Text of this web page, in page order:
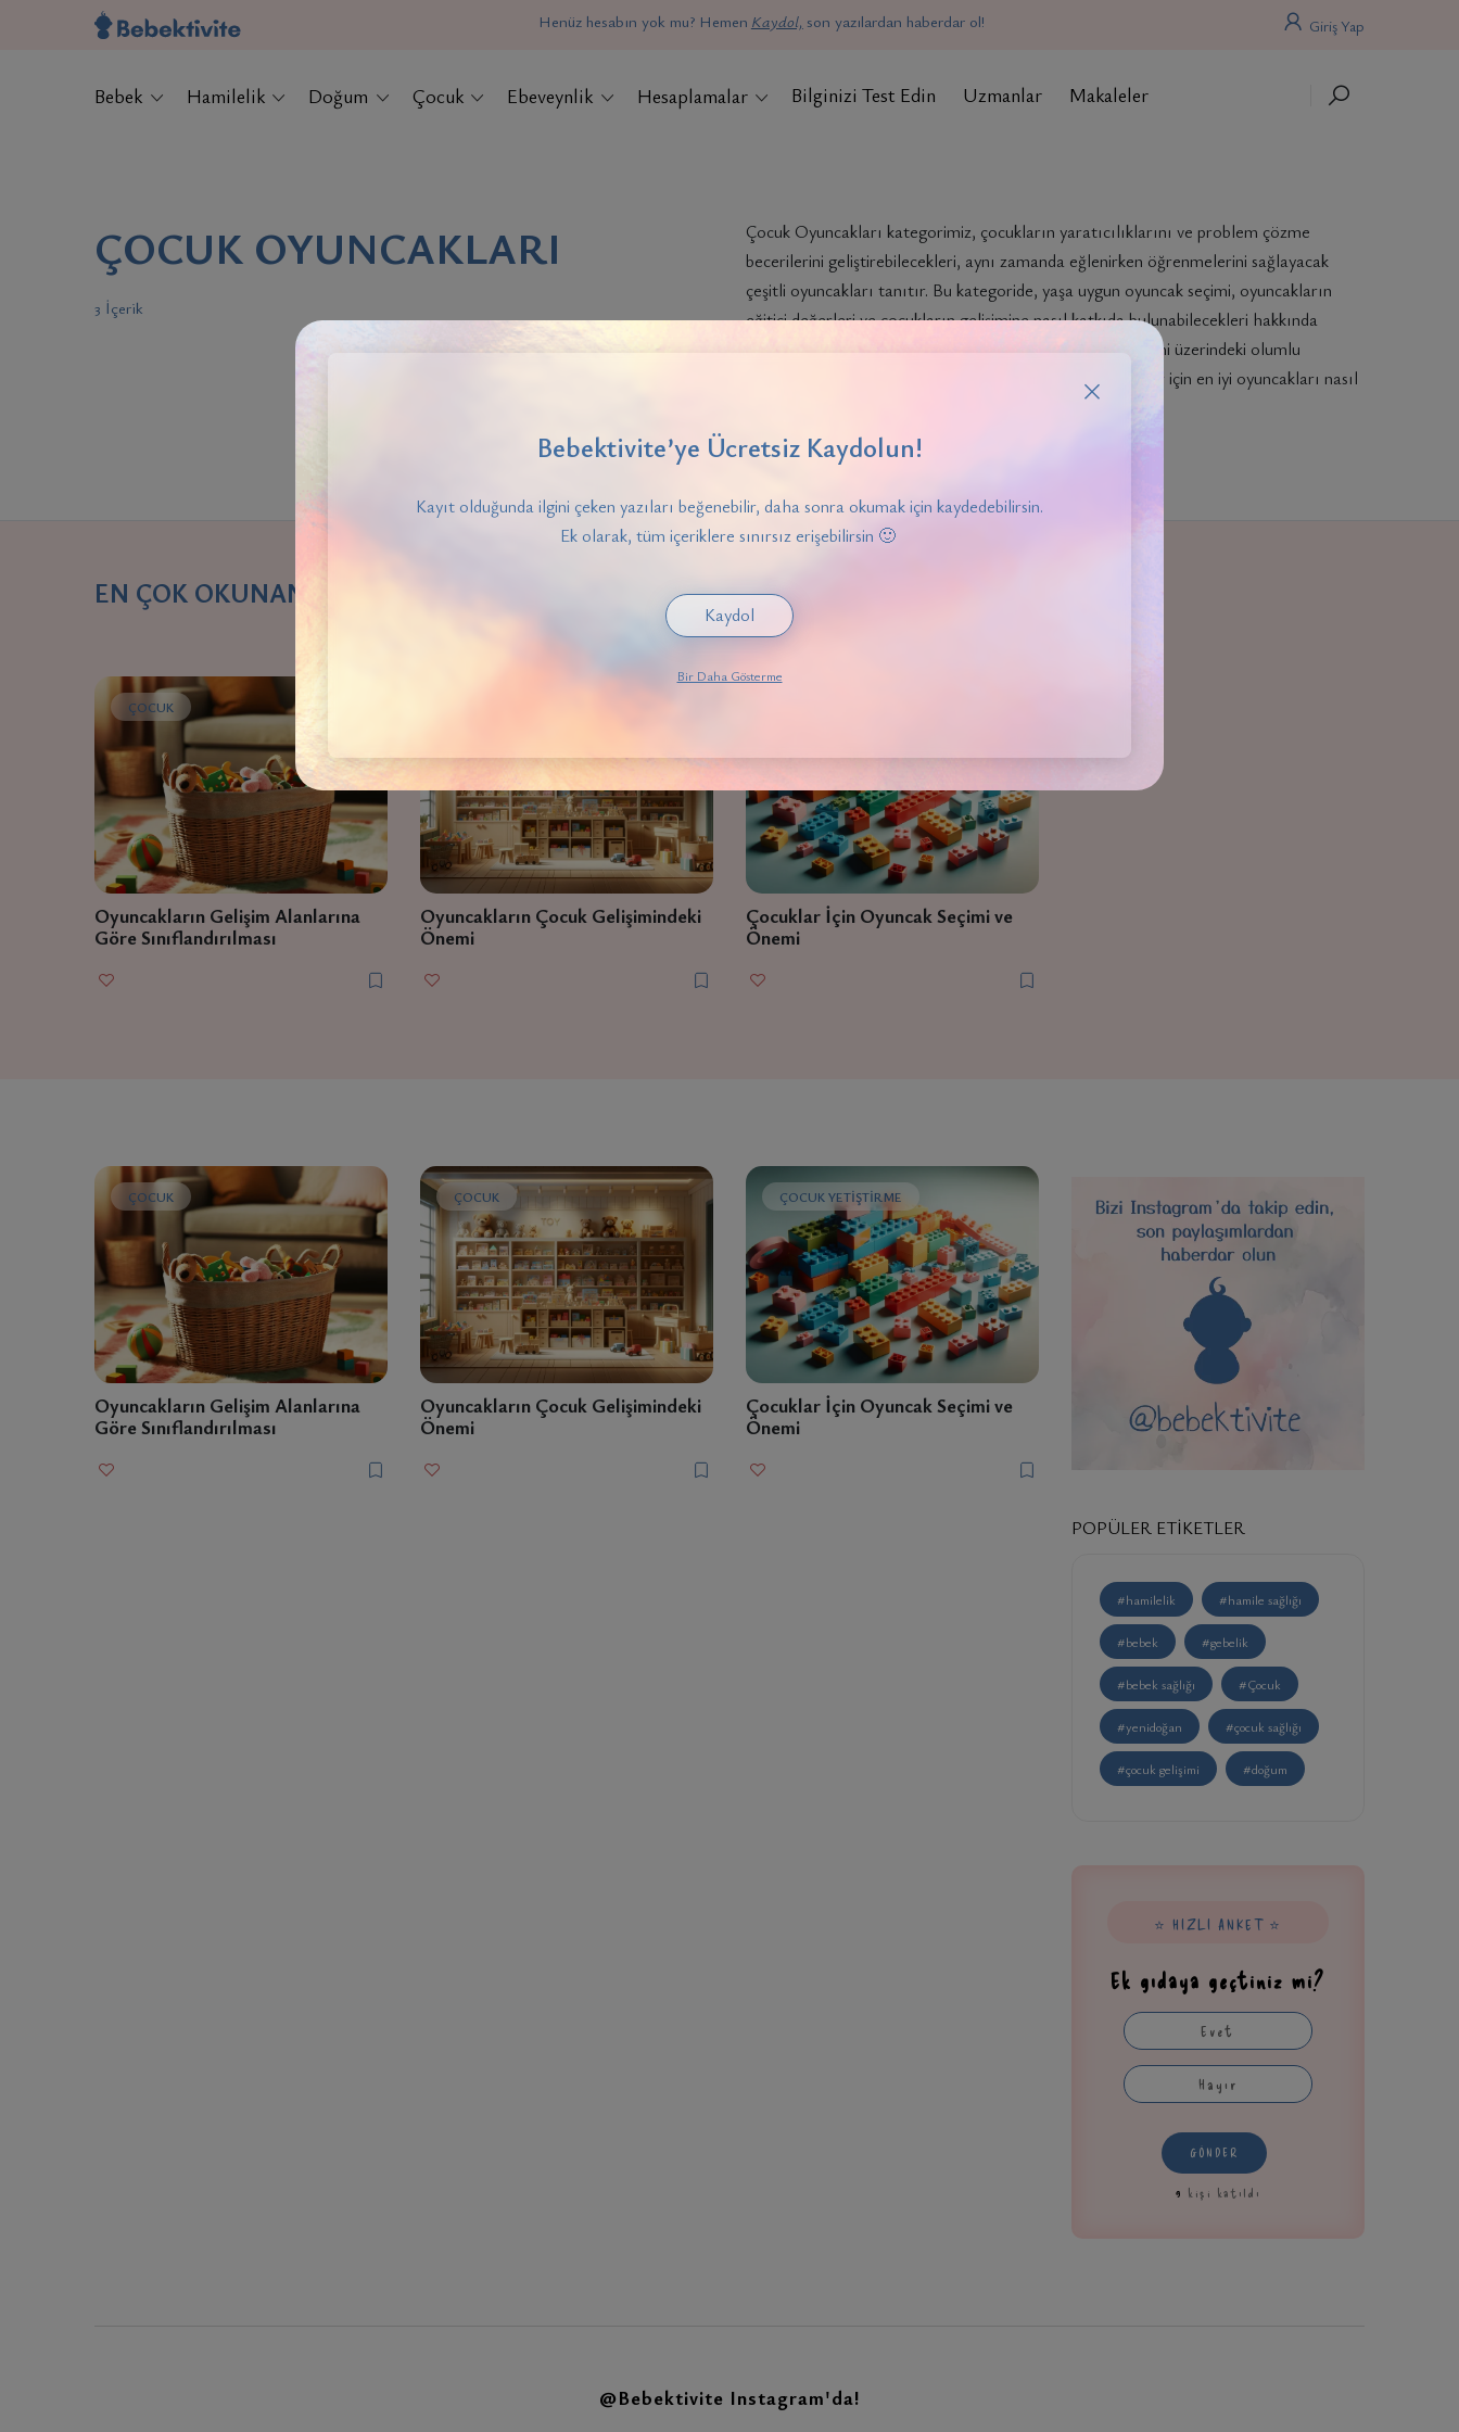
Henüz hesabın yok mu? Hemen Kaydol, son yazılardan haberdar ol! Giriş Yap
Bebek Hamilelik Doğum Çocuk Ebeveynlik Hesaplamalar Bilginizi Test Edin Uzmanlar Makaleler
ÇOCUK OYUNCAKLARI
3 İçerik
Çocuk Oyuncakları kategorimiz, çocukların yaratıcılıklarını ve problem çözme
becerilerini geliştirebilecekleri, aynı zamanda eğlenirken öğrenmelerini sağlayacak
çeşitli oyuncakları tanıtır. Bu kategoride, yaşa uygun oyuncak seçimi, oyuncakların
eğitici değerleri ve çocukların gelişimine nasıl katkıda bulunabilecekleri hakkında
bilgilendirici içerikler sunuyoruz. Oyunun, çocukların gelişimi üzerindeki olumlu
etkilerini vurgulayarak, ebeveynlere ve bakıcılara, çocuklar için en iyi oyuncakları nasıl
EN ÇOK OKUNANLAR
ÇOCUK
Oyuncakların Gelişim Alanlarına
Göre Sınıflandırılması
Oyuncakların Çocuk Gelişimindeki
Önemi
Çocuklar İçin Oyuncak Seçimi ve
Önemi
ÇOCUK
Oyuncakların Gelişim Alanlarına
Göre Sınıflandırılması
ÇOCUK
Oyuncakların Çocuk Gelişimindeki
Önemi
ÇOCUK YETIŞTIRME
Çocuklar İçin Oyuncak Seçimi ve
Önemi
POPÜLER ETIKETLER
#hamilelik #hamile sağlığı
#bebek #gebelik
#bebek sağlığı #Çocuk
#yenidoğan #çocuk sağlığı
#çocuk gelişimi #doğum
⭐ HIZLI ANKET ⭐
Ek gıdaya geçtiniz mi?
Evet
Hayır
GÖNDER
9 kişi katıldı
@Bebektivite Instagram'da!
Bebektivite’ye Ücretsiz Kaydolun!
Kayıt olduğunda ilgini çeken yazıları beğenebilir, daha sonra okumak için kaydedebilirsin.
Ek olarak, tüm içeriklere sınırsız erişebilirsin 🙂
Kaydol
Bir Daha Gösterme